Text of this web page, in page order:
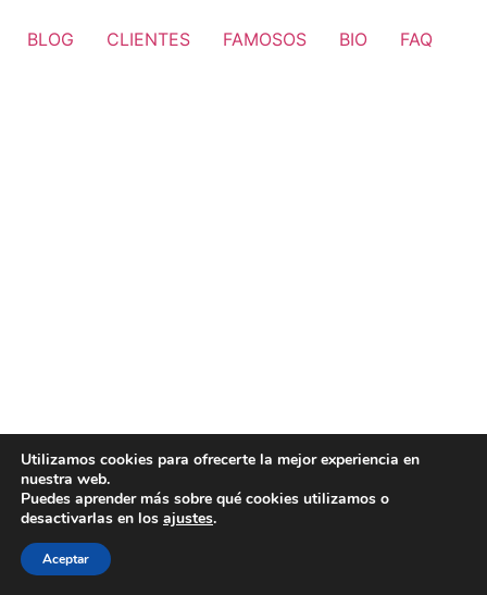
BLOG CLIENTES FAMOSOS BIO FAQ
Utilizamos cookies para ofrecerte la mejor experiencia en
nuestra web.
Puedes aprender más sobre qué cookies utilizamos o
desactivarlas en los ajustes.
Aceptar